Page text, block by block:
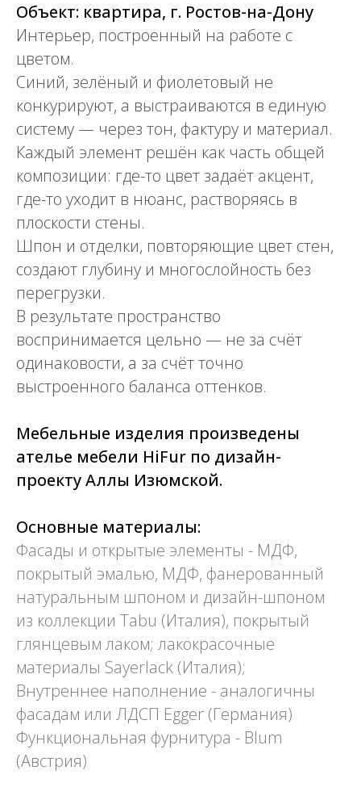
Объект: квартира, г. Ростов-на-Дону
Интерьер, построенный на работе с
цветом.
Синий, зелёный и фиолетовый не
конкурируют, а выстраиваются в единую
систему — через тон, фактуру и материал.
Каждый элемент решён как часть общей
композиции: где-то цвет задаёт акцент,
где-то уходит в нюанс, растворяясь в
плоскости стены.
Шпон и отделки, повторяющие цвет стен,
создают глубину и многослойность без
перегрузки.
В результате пространство
воспринимается цельно — не за счёт
одинаковости, а за счёт точно
выстроенного баланса оттенков.
Мебельные изделия произведены
ателье мебели HiFur по дизайн-
проекту Аллы Изюмской.
Основные материалы:
Фасады и открытые элементы - МДФ,
покрытый эмалью, МДФ, фанерованный
натуральным шпоном и дизайн-шпоном
из коллекции Tabu (Италия), покрытый
глянцевым лаком; лакокрасочные
материалы Sayerlack (Италия);
Внутреннее наполнение - аналогичны
фасадам или ЛДСП Egger (Германия)
Функциональная фурнитура - Blum
(Австрия)